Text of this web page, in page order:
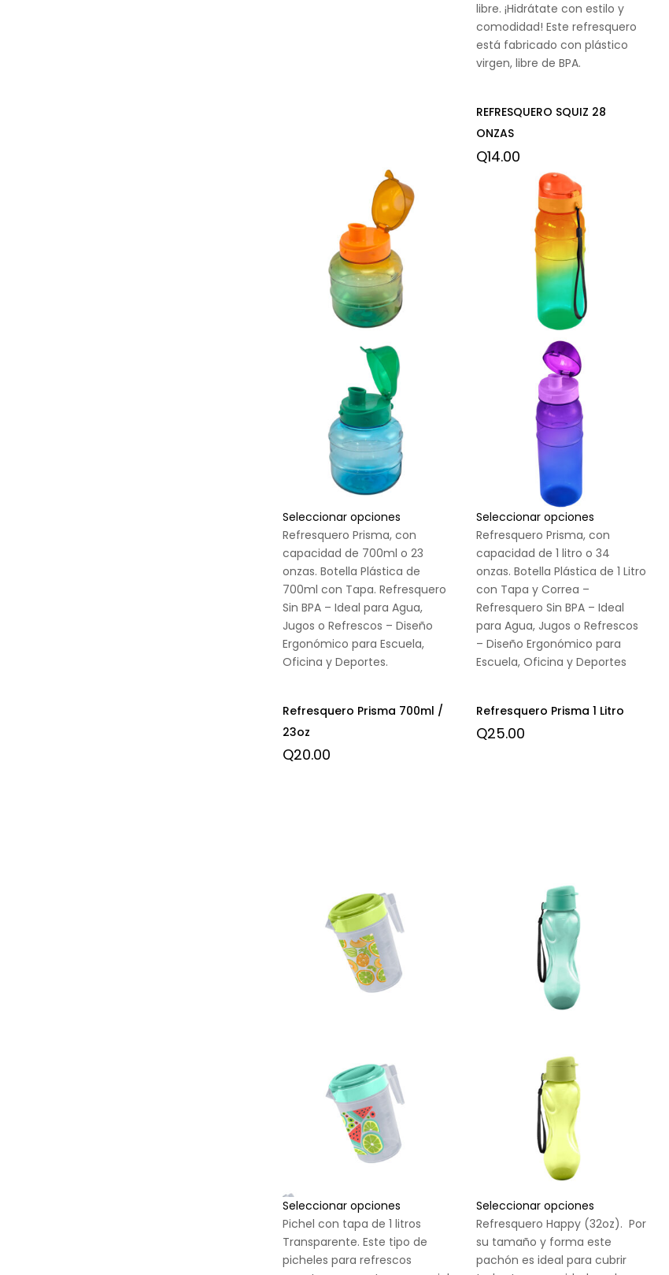
libre. ¡Hidrátate con estilo y
comodidad! Este refresquero
está fabricado con plástico
virgen, libre de BPA.
REFRESQUERO SQUIZ 28
ONZAS
Q14.00
Seleccionar opciones
Refresquero Prisma, con
capacidad de 700ml o 23
onzas. Botella Plástica de
700ml con Tapa. Refresquero
Sin BPA – Ideal para Agua,
Jugos o Refrescos – Diseño
Ergonómico para Escuela,
Oficina y Deportes.
Refresquero Prisma 700ml /
23oz
Q20.00
Seleccionar opciones
Refresquero Prisma, con
capacidad de 1 litro o 34
onzas. Botella Plástica de 1 Litro
con Tapa y Correa –
Refresquero Sin BPA – Ideal
para Agua, Jugos o Refrescos
– Diseño Ergonómico para
Escuela, Oficina y Deportes
Refresquero Prisma 1 Litro
Q25.00
Seleccionar opciones
Pichel con tapa de 1 litros
Transparente. Este tipo de
picheles para refrescos
Seleccionar opciones
Refresquero Happy (32oz). Por
su tamaño y forma este
pachón es ideal para cubrir